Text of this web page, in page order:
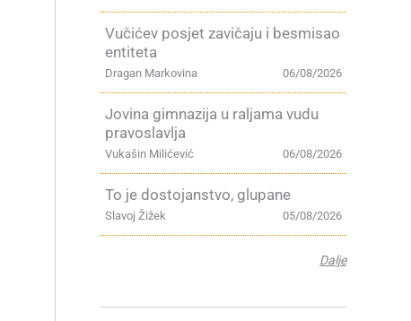
Vučićev posjet zavičaju i besmisao
entiteta
06/08/2026
Dragan Markovina
Jovina gimnazija u raljama vudu
pravoslavlja
06/08/2026
Vukašin Milićević
To je dostojanstvo, glupane
05/08/2026
Slavoj Žižek
Dalje